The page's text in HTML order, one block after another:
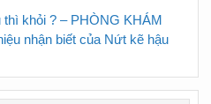
khỏi ? – PHÒNG KHÁM
nhận biết của Nứt kẽ hậu